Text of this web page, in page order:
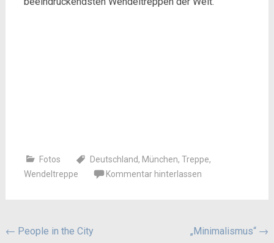
Fotos Deutschland, München, Treppe,
Wendeltreppe
Kommentar hinterlassen
Beitragsnavigation
← People in the City „Minimalismus“ →